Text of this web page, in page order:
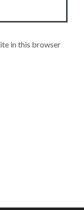
in this browser